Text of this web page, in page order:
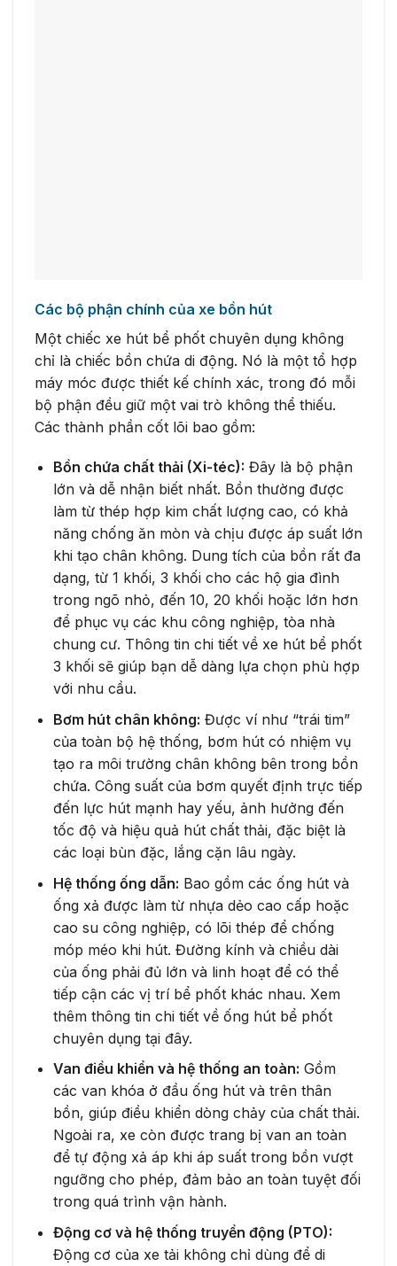
Các bộ phận chính của xe bồn hút
Một chiếc xe hút bể phốt chuyên dụng không
chỉ là chiếc bồn chứa di động. Nó là một tổ hợp
máy móc được thiết kế chính xác, trong đó mỗi
bộ phận đều giữ một vai trò không thể thiếu.
Các thành phần cốt lõi bao gồm:
Bồn chứa chất thải (Xi-téc): Đây là bộ phận
lớn và dễ nhận biết nhất. Bồn thường được
làm từ thép hợp kim chất lượng cao, có khả
năng chống ăn mòn và chịu được áp suất lớn
khi tạo chân không. Dung tích của bồn rất đa
dạng, từ 1 khối, 3 khối cho các hộ gia đình
trong ngõ nhỏ, đến 10, 20 khối hoặc lớn hơn
để phục vụ các khu công nghiệp, tòa nhà
chung cư. Thông tin chi tiết về xe hút bể phốt
3 khối sẽ giúp bạn dễ dàng lựa chọn phù hợp
với nhu cầu.
Bơm hút chân không: Được ví như “trái tim”
của toàn bộ hệ thống, bơm hút có nhiệm vụ
tạo ra môi trường chân không bên trong bồn
chứa. Công suất của bơm quyết định trực tiếp
đến lực hút mạnh hay yếu, ảnh hưởng đến
tốc độ và hiệu quả hút chất thải, đặc biệt là
các loại bùn đặc, lắng cặn lâu ngày.
Hệ thống ống dẫn: Bao gồm các ống hút và
ống xả được làm từ nhựa dẻo cao cấp hoặc
cao su công nghiệp, có lõi thép để chống
móp méo khi hút. Đường kính và chiều dài
của ống phải đủ lớn và linh hoạt để có thể
tiếp cận các vị trí bể phốt khác nhau. Xem
thêm thông tin chi tiết về ống hút bể phốt
chuyên dụng tại đây.
Van điều khiển và hệ thống an toàn: Gồm
các van khóa ở đầu ống hút và trên thân
bồn, giúp điều khiển dòng chảy của chất thải.
Ngoài ra, xe còn được trang bị van an toàn
để tự động xả áp khi áp suất trong bồn vượt
ngưỡng cho phép, đảm bảo an toàn tuyệt đối
trong quá trình vận hành.
Động cơ và hệ thống truyền động (PTO):
Động cơ của xe tải không chỉ dùng để di